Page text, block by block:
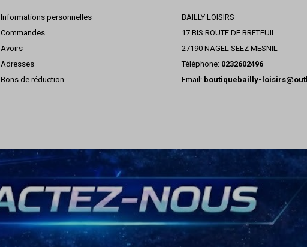
Informations personnelles
Commandes
Avoirs
Adresses
Bons de réduction
BAILLY LOISIRS
17 BIS ROUTE DE BRETEUIL
27190 NAGEL SEEZ MESNIL
Téléphone: 0232602496
Email: boutiquebailly-